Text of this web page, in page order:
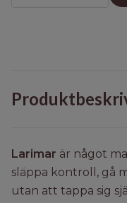
Larimar är något
släppa kontroll, gå
utan att tappa sig